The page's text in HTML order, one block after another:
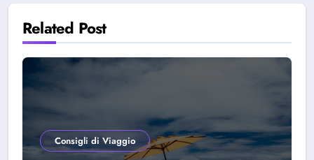
Related Post
Consigli di Viaggio